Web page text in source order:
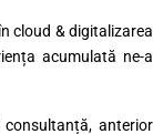
cloud & digitalizarea
acumulată ne-a
anterior